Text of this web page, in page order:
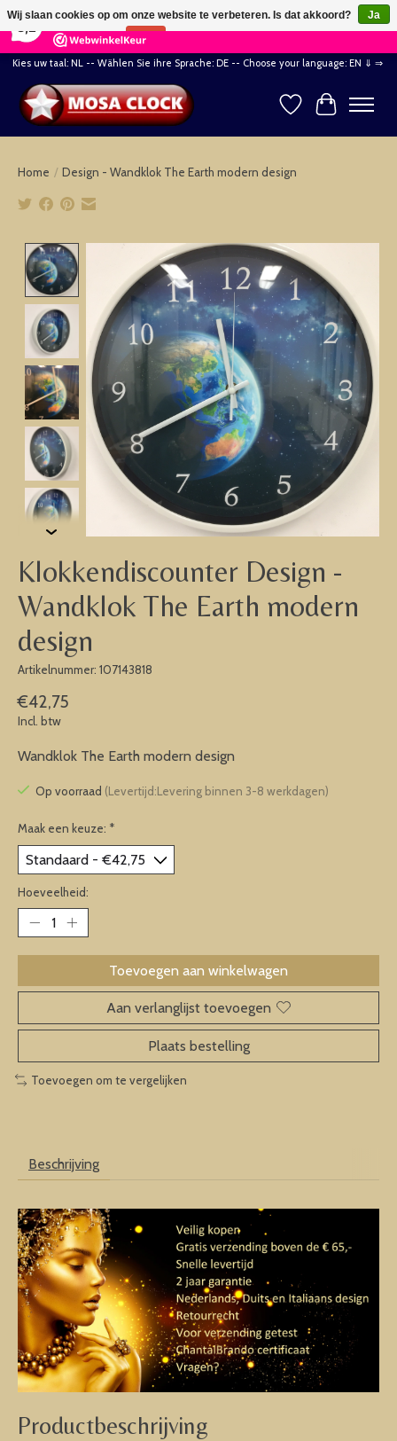
164 Reviews ×
Kies uw taal: NL -- Wählen Sie ihre Sprache: DE -- Choose your language: EN ⇓ ⇒
Verlanglijst
Home / Design - Wandklok The Earth modern design
Product image slideshow Items
Klokkendiscounter Design -
Wandklok The Earth modern
design
Artikelnummer: 107143818
€42,75
Incl. btw
Wandklok The Earth modern design
Op voorraad (Levertijd:Levering binnen 3-8 werkdagen)
Maak een keuze: *
Hoeveelheid:
Toevoegen aan winkelwagen
Aan verlanglijst toevoegen
Plaats bestelling
Toevoegen om te vergelijken
Beschrijving
Productbeschrijving
Wij slaan cookies op om onze website te verbeteren. Is dat akkoord?
Ja
Nee